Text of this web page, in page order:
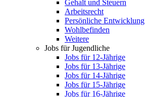
Gehalt und Steuern
Arbeitsrecht
Persönliche Entwicklung
Wohlbefinden
Weitere
Jobs für Jugendliche
Jobs für 12-Jährige
Jobs für 13-Jährige
Jobs für 14-Jährige
Jobs für 15-Jährige
Jobs für 16-Jährige